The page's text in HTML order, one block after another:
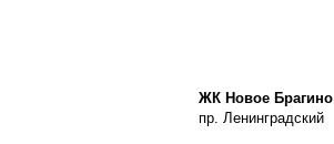
ЖК Новое Брагино
пр. Ленинградский